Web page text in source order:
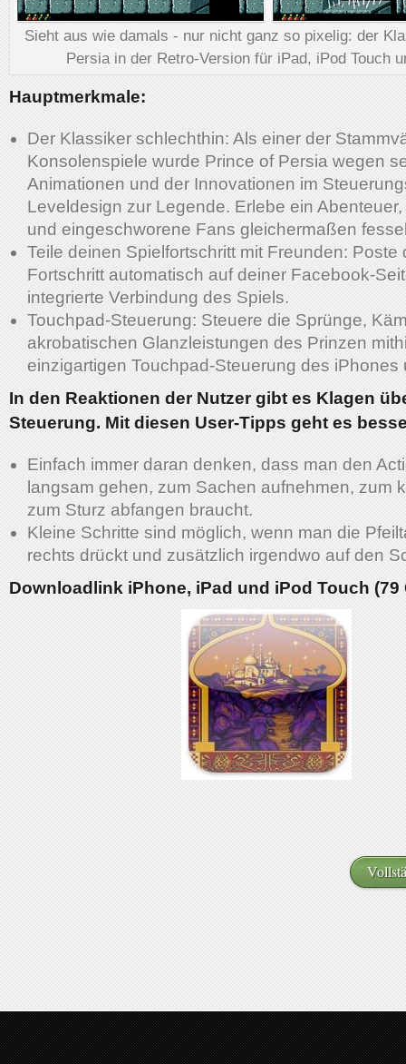
Sieht aus wie damals - nur nicht ganz so pixelig: der
Persia in der Retro-Version für iPad, iPod Touch
Hauptmerkmale:
Der Klassiker schlechthin: Als einer der
Konsolenspiele wurde Prince of Persia wegen
Animationen und der Innovationen im
Leveldesign zur Legende. Erlebe ein
und eingeschworene Fans gleichermaßen
Teile deinen Spielfortschritt mit Freunden: Poste
Fortschritt automatisch auf deiner Facebook-
integrierte Verbindung des Spiels.
Touchpad-Steuerung: Steuere die Sprünge,
akrobatischen Glanzleistungen des Prinzen
einzigartigen Touchpad-Steuerung des iPhones
In den Reaktionen der Nutzer gibt es Klagen
Steuerung. Mit diesen User-Tipps geht es
Einfach immer daran denken, dass man den
langsam gehen, zum Sachen aufnehmen, zum
zum Sturz abfangen braucht.
Kleine Schritte sind möglich, wenn man die
rechts drückt und zusätzlich irgendwo auf den
Downloadlink iPhone, iPad und iPod Touch (79